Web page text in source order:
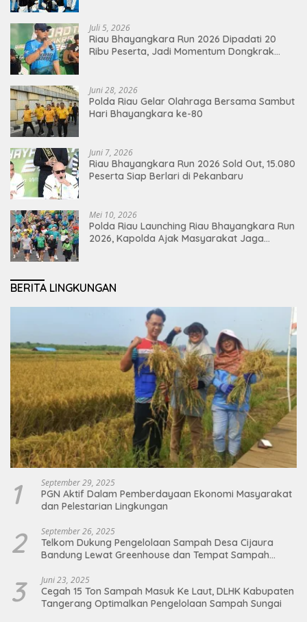
Juli 5, 2026
Riau Bhayangkara Run 2026 Dipadati 20
Ribu Peserta, Jadi Momentum Dongkrak
Juni 28, 2026
Polda Riau Gelar Olahraga Bersama Sambut
Hari Bhayangkara ke-80
Juni 7, 2026
Riau Bhayangkara Run 2026 Sold Out, 15.080
Peserta Siap Berlari di Pekanbaru
Mei 10, 2026
Polda Riau Launching Riau Bhayangkara Run
2026, Kapolda Ajak Masyarakat Jaga
BERITA LINGKUNGAN
1 September 29, 2025
PGN Aktif Dalam Pemberdayaan Ekonomi Masyarakat
dan Pelestarian Lingkungan
2 September 26, 2025
Telkom Dukung Pengelolaan Sampah Desa Cijaura
Bandung Lewat Greenhouse dan Tempat Sampah
3 Juni 23, 2025
Cegah 15 Ton Sampah Masuk Ke Laut, DLHK Kabupaten
Tangerang Optimalkan Pengelolaan Sampah Sungai